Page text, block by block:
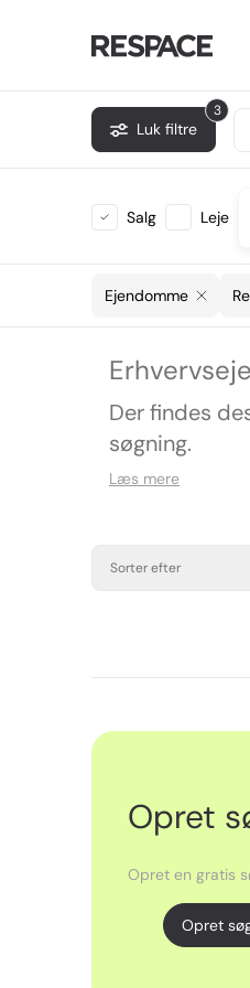
3
Luk filtre
Salg Leje
Ejendomme
Der findes
søgning.
Læs mere
Sorter efter
Opret
Opret en gratis
Opret